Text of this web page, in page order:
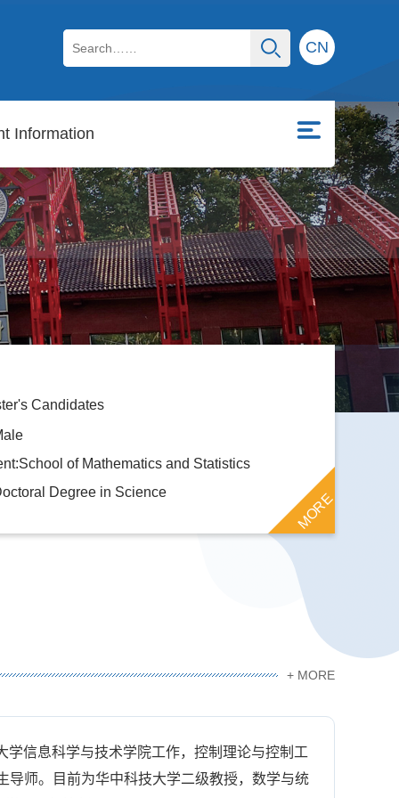
CN
Information
Candidates
of Mathematics and Statistics
Degree in Science MORE
+ MORE
信息科学与技术学院工作，控制理论与控制工
导师。目前为华中科技大学二级教授，数学与统